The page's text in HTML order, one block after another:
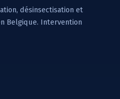
désinsectisation et
Belgique. Intervention